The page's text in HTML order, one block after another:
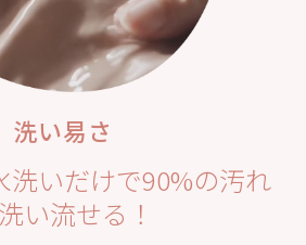
洗い易さ
洗いだけで90%の汚れ
い流せる！